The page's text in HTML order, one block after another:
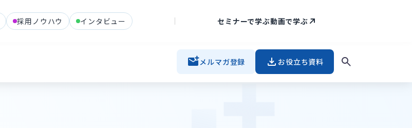
メルマガ登録
お役立ち資料
採用ノウハウ インタビュー セミナーで学ぶ動画で学ぶ